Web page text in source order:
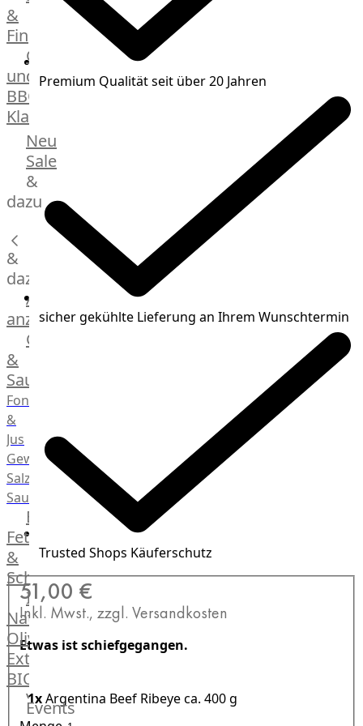
Manufaktur
Bratwurstsets
Toppings
Hackfleisch
Aufschnitt
Schinken
&
Fingerfood
Grill-
und
BBQ-
Klassiker
Beilagen
Brot
Brötchen
Burger
Buns
&
Hot
Dog
Brötchen
Desserts
Neu
Sale
&
dazu
&
dazu
Alle
anzeigen
Gewürze
&
Saucen
Fonds
&
Jus
Gewürze
Salz
Saucen
Butter,
Fett
&
Schmalz
ItalianBar
Natives
Olivenöl
Extra
BIO
Veggie
Hardware
Events
Premium Qualität seit über 20 Jahren
sicher gekühlte Lieferung an Ihrem Wunschtermin
Trusted Shops Käuferschutz
51,00 €
Inkl. Mwst., zzgl. Versandkosten
Etwas ist schiefgegangen.
1xArgentina Beef Ribeyeca. 400 g